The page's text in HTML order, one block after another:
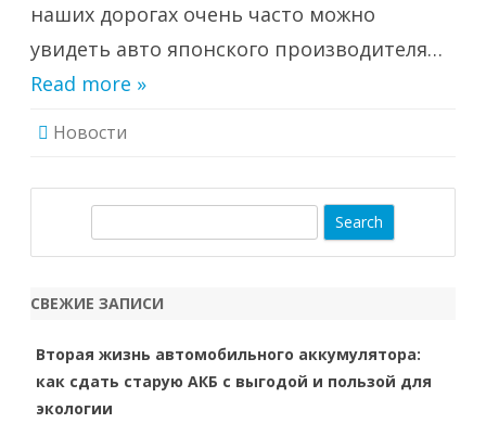
наших дорогах очень часто можно
увидеть авто японского производителя…
Read more »
Новости
r
h
СВЕЖИЕ ЗАПИСИ
Вторая жизнь автомобильного аккумулятора:
как сдать старую АКБ с выгодой и пользой для
экологии